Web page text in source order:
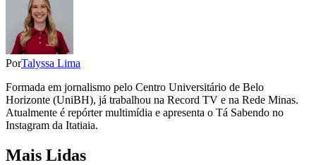
PorTalyssa Lima
Formada em jornalismo pelo Centro Universitário de Belo
Horizonte (UniBH), já trabalhou na Record TV e na Rede Minas.
Atualmente é repórter multimídia e apresenta o Tá Sabendo no
Instagram da Itatiaia.
Mais Lidas